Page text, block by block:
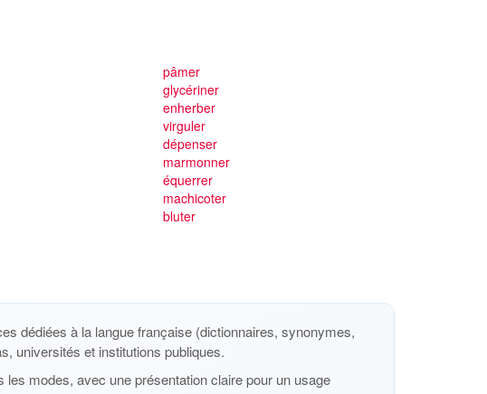
pâmer
glycériner
enherber
virguler
dépenser
marmonner
équerrer
machicoter
bluter
dédiées à la langue française (dictionnaires, synonymes,
universités et institutions publiques.
les modes, avec une présentation claire pour un usage